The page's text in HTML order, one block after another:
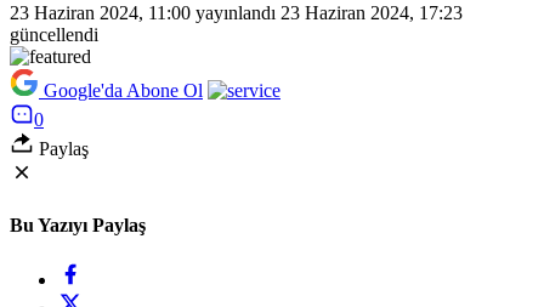
23 Haziran 2024, 11:00 yayınlandı 23 Haziran 2024, 17:23
güncellendi
Google'da Abone Ol
0
Paylaş
Bu Yazıyı Paylaş